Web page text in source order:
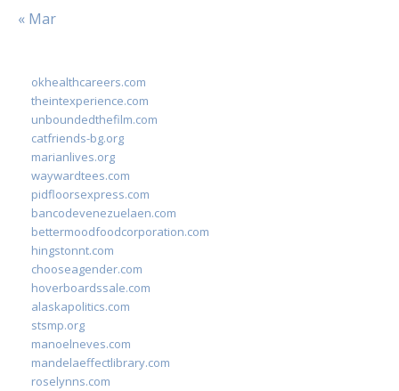
« Mar
okhealthcareers.com
theintexperience.com
unboundedthefilm.com
catfriends-bg.org
marianlives.org
waywardtees.com
pidfloorsexpress.com
bancodevenezuelaen.com
bettermoodfoodcorporation.com
hingstonnt.com
chooseagender.com
hoverboardssale.com
alaskapolitics.com
stsmp.org
manoelneves.com
mandelaeffectlibrary.com
roselynns.com